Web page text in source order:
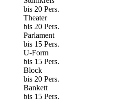
bis 20 Pers.
Theater
bis 20 Pers.
Parlament
bis 15 Pers.
U-Form
bis 15 Pers.
Block
bis 20 Pers.
Bankett
bis 15 Pers.